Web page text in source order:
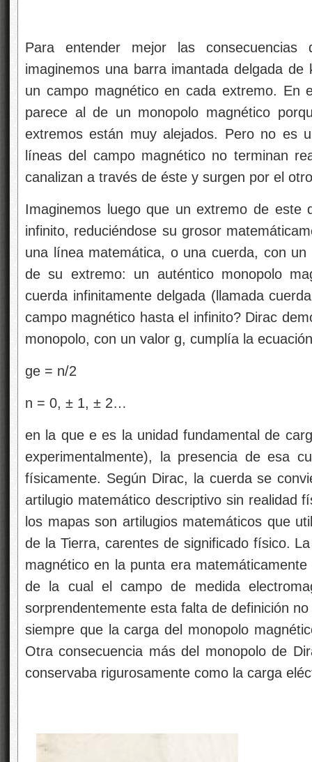
Para entender mejor las
imaginemos una barra imantada delgada
un campo magnético en cada extremo. En
parece al de un monopolo magnético
extremos están muy alejados. Pero no es
líneas del campo magnético no terminan
canalizan a través de éste y surgen por el
Imaginemos luego que un extremo de este
infinito, reduciéndose su grosor
una línea matemática, o una cuerda, con
de su extremo: un auténtico monopolo
cuerda infinitamente delgada (llamada
campo magnético hasta el infinito? Dirac
monopolo, con un valor g, cumplía la
ge = n/2
n = 0, ± 1, ± 2…
en la que e es la unidad fundamental de
experimentalmente), la presencia de esa
físicamente. Según Dirac, la cuerda se
artilugio matemático descriptivo sin realidad
los mapas son artilugios matemáticos que
de la Tierra, carentes de significado físico.
magnético en la punta era
de la cual el campo de medida
sorprendentemente esta falta de definición
siempre que la carga del monopolo
Otra consecuencia más del monopolo de
conservaba rigurosamente como la carga